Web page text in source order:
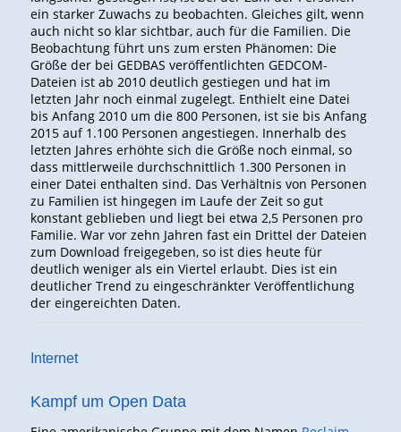
ein starker Zuwachs zu beobachten. Gleiches gilt, wenn
auch nicht so klar sichtbar, auch für die Familien. Die
Beobachtung führt uns zum ersten Phänomen: Die
Größe der bei GEDBAS veröffentlichten GEDCOM-
Dateien ist ab 2010 deutlich gestiegen und hat im
letzten Jahr noch einmal zugelegt. Enthielt eine Datei
bis Anfang 2010 um die 800 Personen, ist sie bis Anfang
2015 auf 1.100 Personen angestiegen. Innerhalb des
letzten Jahres erhöhte sich die Größe noch einmal, so
dass mittlerweile durchschnittlich 1.300 Personen in
einer Datei enthalten sind. Das Verhältnis von Personen
zu Familien ist hingegen im Laufe der Zeit so gut
konstant geblieben und liegt bei etwa 2,5 Personen pro
Familie. War vor zehn Jahren fast ein Drittel der Dateien
zum Download freigegeben, so ist dies heute für
deutlich weniger als ein Viertel erlaubt. Dies ist ein
deutlicher Trend zu eingeschränkter Veröffentlichung
der eingereichten Daten.
Internet
Kampf um Open Data